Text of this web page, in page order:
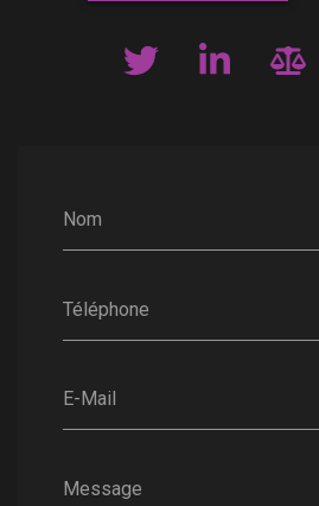
Nom
Téléphone
E-Mail
Message